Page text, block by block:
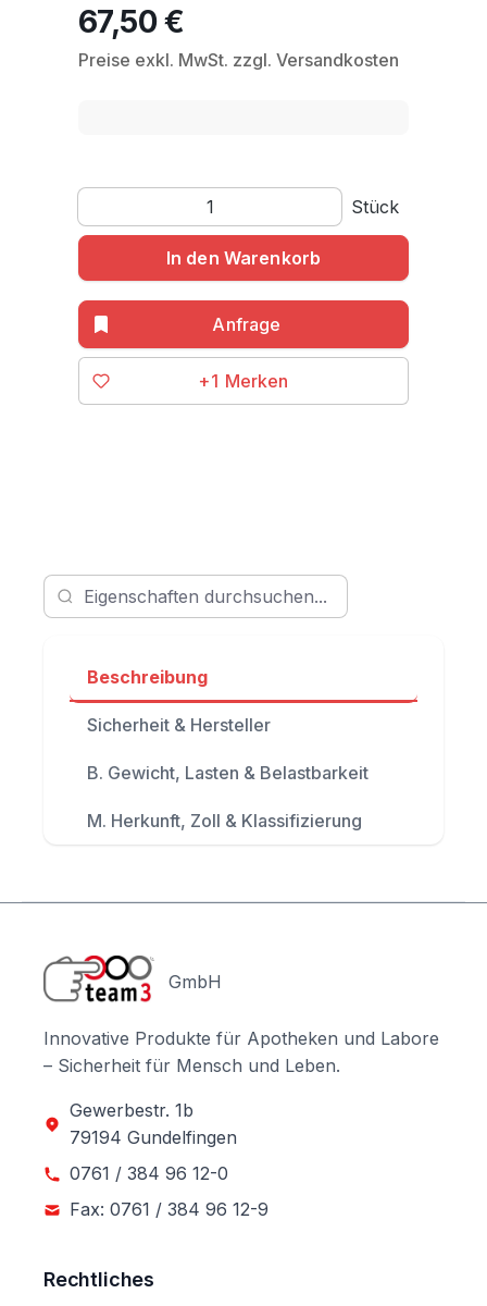
Regulärer Preis:
67,50 €
Preise exkl. MwSt. zzgl. Versandkosten
Produkt Anzahl: Gib den gewünschten Wert ein
Stück
In den Warenkorb
+1
Beschreibung
Sicherheit & Hersteller
B. Gewicht, Lasten & Belastbarkeit
M. Herkunft, Zoll & Klassifizierung
GmbH
Innovative Produkte für Apotheken und Labore
– Sicherheit für Mensch und Leben.
Gewerbestr. 1b
79194 Gundelfingen
0761 / 384 96 12-0
Fax: 0761 / 384 96 12-9
Rechtliches